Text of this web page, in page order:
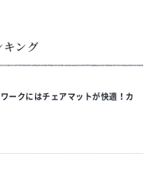
キング
ークにはチェアマットが快適！カ